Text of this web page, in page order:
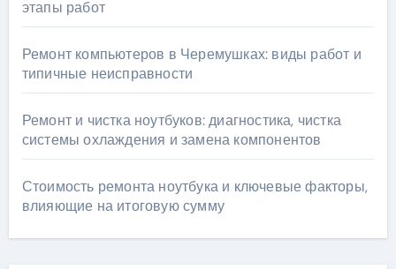
этапы работ
Ремонт компьютеров в Черемушках: виды работ и
типичные неисправности
Ремонт и чистка ноутбуков: диагностика, чистка
системы охлаждения и замена компонентов
Стоимость ремонта ноутбука и ключевые факторы,
влияющие на итоговую сумму